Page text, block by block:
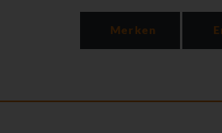
Merken